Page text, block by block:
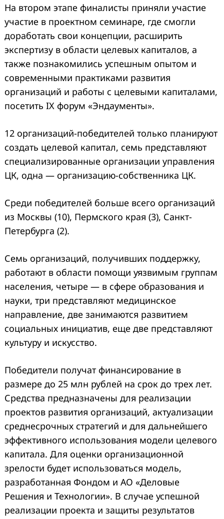
На втором этапе финалисты приняли участие
участие в проектном семинаре, где смогли
доработать свои концепции, расширить
экспертизу в области целевых капиталов, а
также познакомились успешным опытом и
современными практиками развития
организаций и работы с целевыми капиталами,
посетить IX форум «Эндаументы».
12 организаций-победителей только планируют
создать целевой капитал, семь представляют
специализированные организации управления
ЦК, одна — организацию-собственника ЦК.
Среди победителей больше всего организаций
из Москвы (10), Пермского края (3), Санкт-
Петербурга (2).
Семь организаций, получивших поддержку,
работают в области помощи уязвимым группам
населения, четыре — в сфере образования и
науки, три представляют медицинское
направление, две занимаются развитием
социальных инициатив, еще две представляют
культуру и искусство.
Победители получат финансирование в
размере до 25 млн рублей на срок до трех лет.
Средства предназначены для реализации
проектов развития организаций, актуализации
среднесрочных стратегий и для дальнейшего
эффективного использования модели целевого
капитала. Для оценки организационной
зрелости будет использоваться модель,
разработанная Фондом и АО «Деловые
Решения и Технологии». В случае успешной
реализации проекта и защиты результатов